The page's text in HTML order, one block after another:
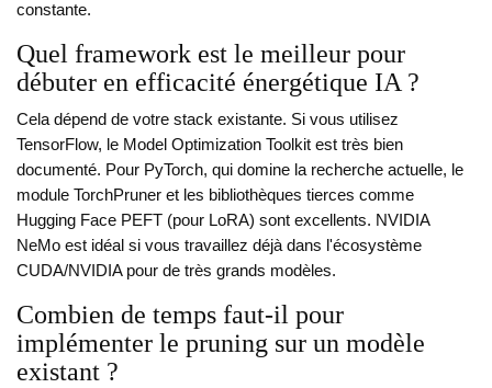
constante.
Quel framework est le meilleur pour
débuter en efficacité énergétique IA ?
Cela dépend de votre stack existante. Si vous utilisez
TensorFlow, le Model Optimization Toolkit est très bien
documenté. Pour PyTorch, qui domine la recherche actuelle, le
module TorchPruner et les bibliothèques tierces comme
Hugging Face PEFT (pour LoRA) sont excellents. NVIDIA
NeMo est idéal si vous travaillez déjà dans l'écosystème
CUDA/NVIDIA pour de très grands modèles.
Combien de temps faut-il pour
implémenter le pruning sur un modèle
existant ?